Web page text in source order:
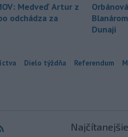
Medveď Artur z
odchádza za
Dunaji
Dielo týždňa Referendum
Najčítanejšie